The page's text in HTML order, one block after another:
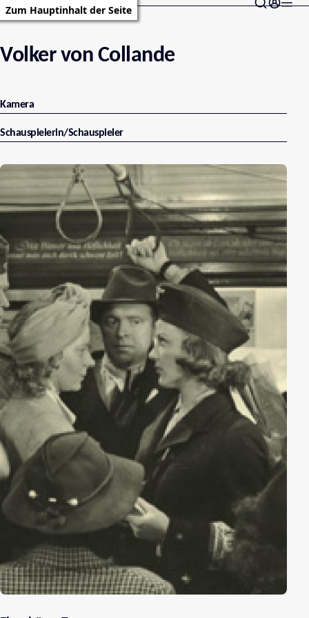
Zum Hauptinhalt der Seite
Volker von Collande
Kamera
Schauspielerin/Schauspieler